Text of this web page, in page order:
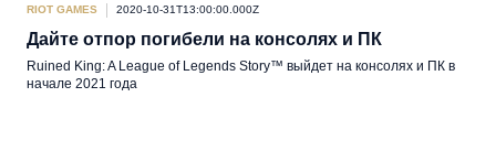
RIOT GAMES 2020-10-31T13:00:00.000Z
Дайте отпор погибели на консолях и ПК
Ruined King: A League of Legends Story™ выйдет на консолях и ПК в
начале 2021 года